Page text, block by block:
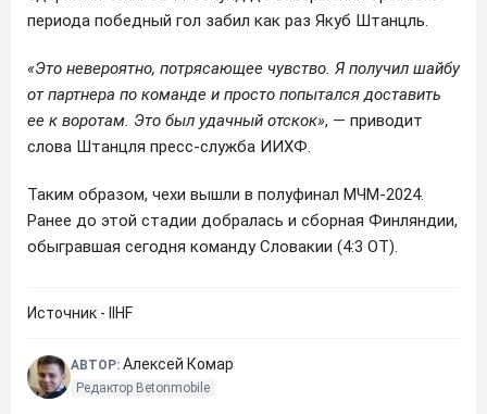
периода победный гол забил как раз Якуб Штанцль.
«Это невероятно, потрясающее чувство. Я получил шайбу
от партнера по команде и просто попытался доставить
ее к воротам. Это был удачный отскок», — приводит
слова Штанцля пресс-служба ИИХФ.
Таким образом, чехи вышли в полуфинал МЧМ-2024.
Ранее до этой стадии добралась и сборная Финляндии,
обыгравшая сегодня команду Словакии (4:3 ОТ).
Источник - IIHF
АВТОР: Алексей Комар
Редактор Betonmobile